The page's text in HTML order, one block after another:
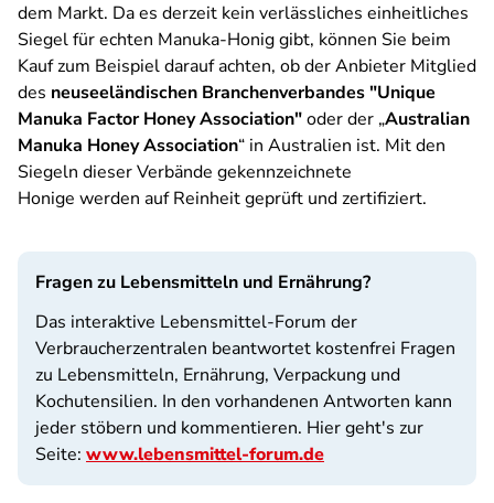
dem Markt. Da es derzeit kein verlässliches einheitliches
Siegel für echten Manuka-Honig gibt, können Sie beim
Kauf zum Beispiel darauf achten, ob der Anbieter Mitglied
des neuseeländischen Branchenverbandes "Unique
Manuka Factor Honey Association"oder der „Australian
Manuka Honey Association“ in Australien ist. Mit den
Siegeln dieser Verbände gekennzeichnete
Honige werden auf Reinheit geprüft und zertifiziert.
Fragen zu Lebensmitteln und Ernährung?
Das interaktive Lebensmittel-Forum der
Verbraucherzentralen beantwortet kostenfrei Fragen
zu Lebensmitteln, Ernährung, Verpackung und
Kochutensilien. In den vorhandenen Antworten kann
jeder stöbern und kommentieren. Hier geht's zur
Seite: www.lebensmittel-forum.de